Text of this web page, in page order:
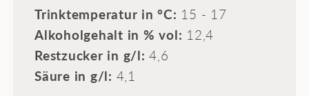
Trinktemperatur in °C: 15 - 17
Alkoholgehalt in % vol: 12,4
Restzucker in g/l:4,6
Säure in g/l: 4,1